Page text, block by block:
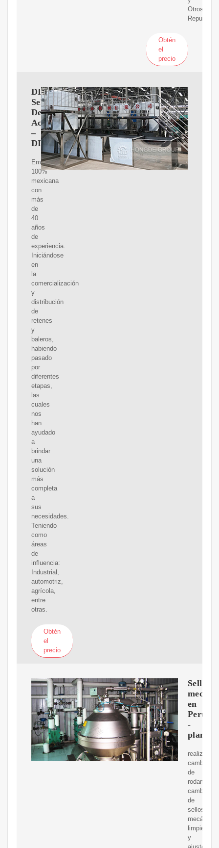
Otros
Obtén
el
precio
DIRESA
Sellos
De
Aceite
–
DIRESA
Empresa
100%
mexicana
con
más
de
40
años
de
experiencia.
Iniciándose
en
la
comercialización
y
distribución
de
retenes
y
baleros,
habiendo
pasado
por
diferentes
etapas,
las
cuales
nos
han
ayudado
a
brindar
una
solución
más
completa
a
sus
necesidades.
Teniendo
como
áreas
de
influencia:
Industrial,
automotriz,
agrícola,
entre
otras.
Obtén
el
precio
Sellos
en
Perú
-
realizamos
cambio
de
cambio
de
sellos
limpieza
y